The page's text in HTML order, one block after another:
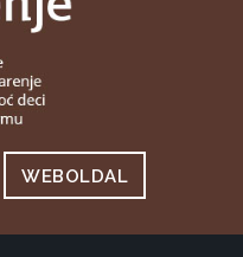
WEBOLDAL